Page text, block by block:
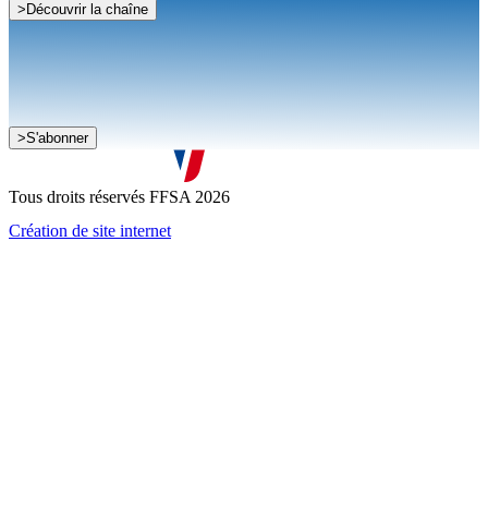
> Découvrir la chaîne
Je souhaite recevoir la newsletter de la FFSA
J'accepte que mes informations soient collectées conformément à
politique de confidentialité
>S'abonner
Tous droits réservés FFSA 2026
Création de site internet